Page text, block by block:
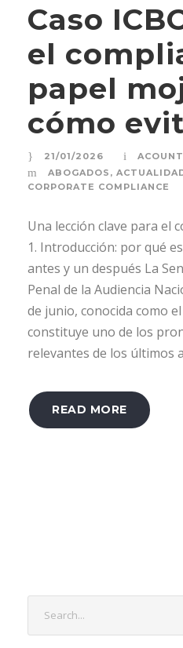
Caso
el
papel
cómo
21/01/2026
ABOGADOS ,
CORPORATE COMPLIANCE
Una lección clave para el
1. Introducción: por qué
antes y un después La
Penal de la Audiencia
de junio, conocida como
constituye uno de los
relevantes de los últimos
READ MORE